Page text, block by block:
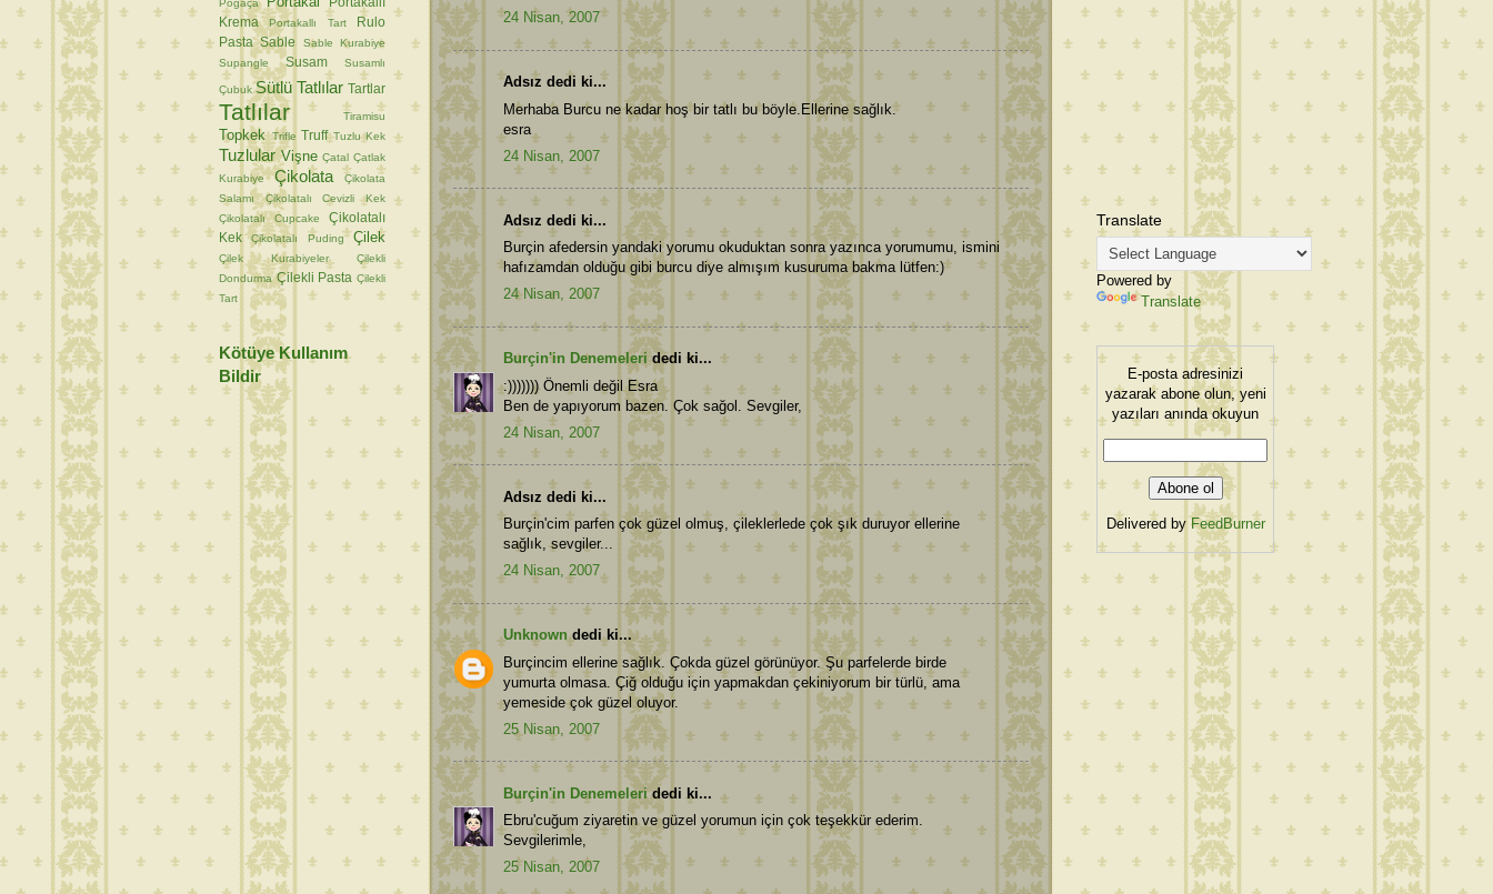
24 Nisan, 2007
Adsız dedi ki...
Merhaba Burcu ne kadar hoş bir tatlı bu böyle.Ellerine sağlık.
esra
24 Nisan, 2007
Adsız dedi ki...
Burçin afedersin yandaki yorumu okuduktan sonra yazınca yorumumu, ismini
hafızamdan olduğu gibi burcu diye almışım kusuruma bakma lütfen:)
24 Nisan, 2007
Burçin'in Denemeleridedi ki...
:))))))) Önemli değil Esra
Ben de yapıyorum bazen. Çok sağol. Sevgiler,
24 Nisan, 2007
Adsız dedi ki...
Burçin'cim parfen çok güzel olmuş, çileklerlede çok şık duruyor ellerine
sağlık, sevgiler...
24 Nisan, 2007
Unknowndedi ki...
Burçincim ellerine sağlık. Çokda güzel görünüyor. Şu parfelerde birde
yumurta olmasa. Çiğ olduğu için yapmakdan çekiniyorum bir türlü, ama
yemeside çok güzel oluyor.
25 Nisan, 2007
Burçin'in Denemeleridedi ki...
Ebru'cuğum ziyaretin ve güzel yorumun için çok teşekkür ederim.
Sevgilerimle,
25 Nisan, 2007
Krema
Portakallı Tart
Rulo
Pasta Sable
Sable Kurabiye
Supangle
Susam Susamlı
Çubuk Sütlü Tatlılar Tartlar
Tatlılar Tiramisu
Topkek Trifle Truff Tuzlu Kek
Tuzlular Vişne Çatal Çatlak
Kurabiye
Çikolata
Çikolata
Salamı
Çikolatalı Cevizli Kek
Çikolatalı Cupcake
Çikolatalı
Kek
Çikolatalı Puding Çilek
Çilek Kurabiyeler
Çilekli
Dondurma Çilekli Pasta Çilekli
Tart
Kötüye Kullanım
Bildir
Translate
Powered by
Translate
E-posta adresinizi
yazarak abone olun, yeni
yazıları anında okuyun
Delivered byFeedBurner